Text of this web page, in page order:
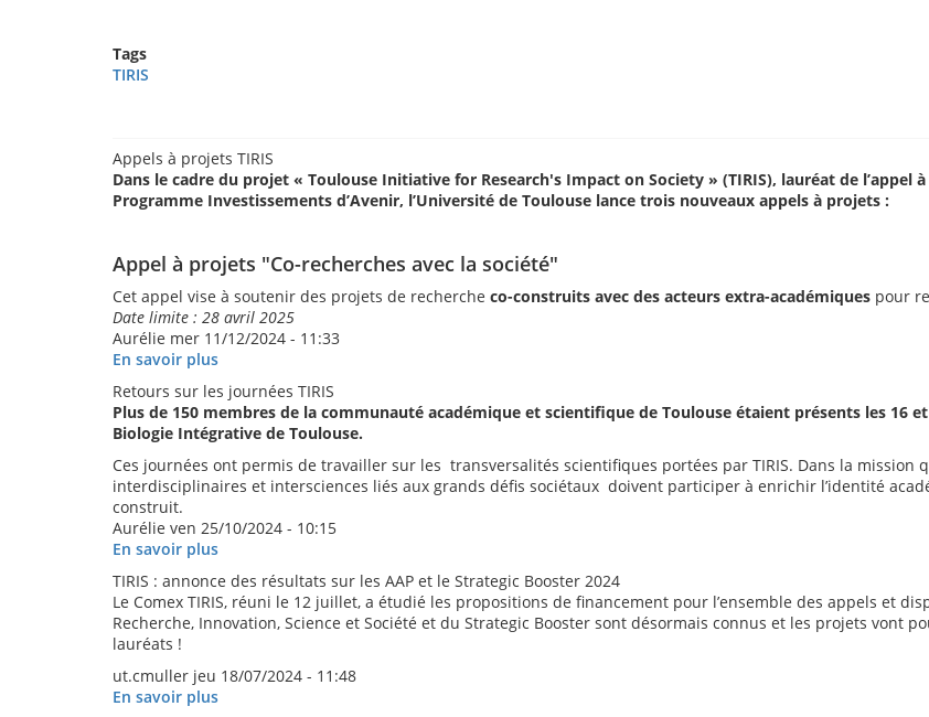
Tags
TIRIS
Appels à projets TIRIS
Dans le cadre du projet « Toulouse Initiative for Research's Impact on Society » (TIRIS), lauréat de l’appel
Programme Investissements d’Avenir, l’Université de Toulouse lance trois nouveaux appels à projets :
Appel à projets "Co-recherches avec la société"
Cet appel vise à soutenir des projets de recherche co-construits avec des acteurs extra-académiques pour
Date limite : 28 avril 2025
Aurélie mer 11/12/2024 - 11:33
En savoir plus
Appels
à
projets
TIRIS
Retours sur les journées TIRIS
Plus de 150 membres de la communauté académique et scientifique de Toulouse étaient présents les 16
Biologie Intégrative de Toulouse.
Ces journées ont permis de travailler sur les transversalités scientifiques portées par TIRIS. Dans la mission
interdisciplinaires et intersciences liés aux grands défis sociétaux doivent participer à enrichir l’identité
construit.
Aurélie ven 25/10/2024 - 10:15
En savoir plus
Retours
sur
les
journées
TIRIS : annonce des résultats sur les AAP et le Strategic Booster 2024
Le Comex TIRIS, réuni le 12 juillet, a étudié les propositions de financement pour l’ensemble des appels et
Recherche, Innovation, Science et Société et du Strategic Booster sont désormais connus et les projets vont
lauréats !
ut.cmuller jeu 18/07/2024 - 11:48
En savoir plus